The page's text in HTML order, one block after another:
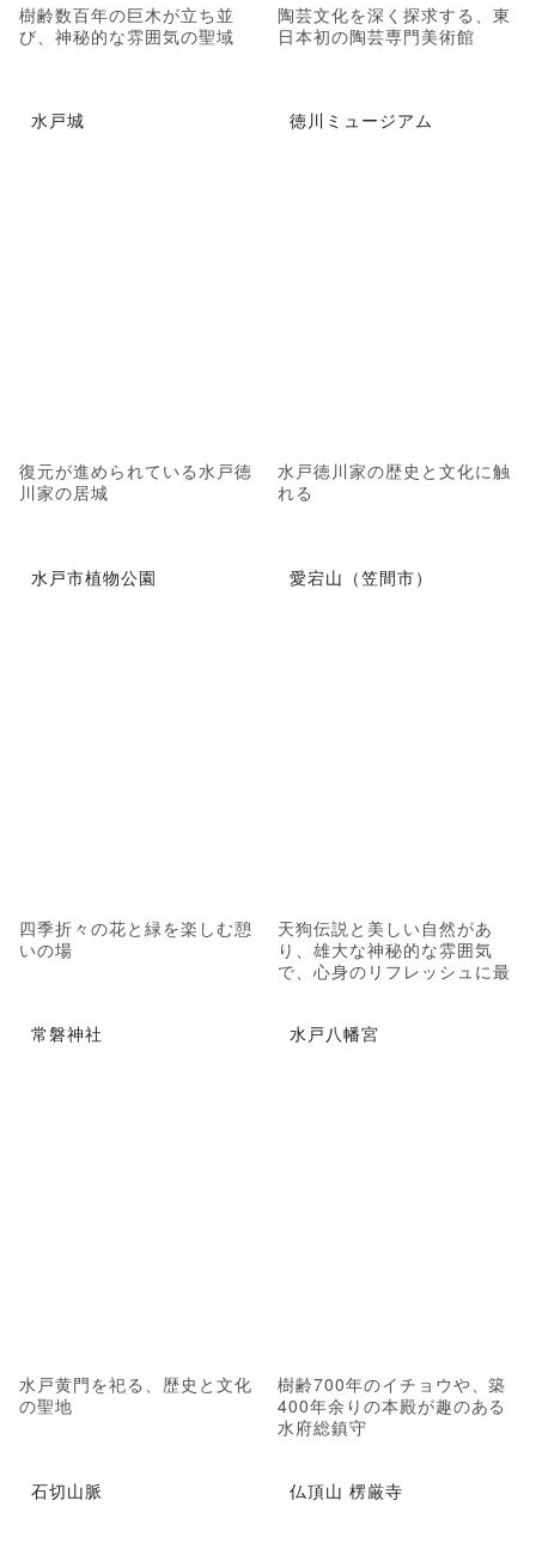
樹齢数百年の巨木が立ち並
び、神秘的な雰囲気の聖域
陶芸文化を深く探求する、東
日本初の陶芸専門美術館
水戸城
復元が進められている水戸徳
川家の居城
徳川ミュージアム
水戸徳川家の歴史と文化に触
れる
水戸市植物公園
四季折々の花と緑を楽しむ憩
いの場
愛宕山（笠間市）
天狗伝説と美しい自然があ
り、雄大な神秘的な雰囲気
で、心身のリフレッシュに最
常磐神社
水戸黄門を祀る、歴史と文化
の聖地
水戸八幡宮
樹齢700年のイチョウや、築
400年余りの本殿が趣のある
水府総鎮守
石切山脈 仏頂山 楞厳寺